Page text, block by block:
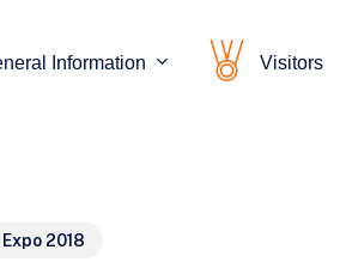
Information Visitors
2018